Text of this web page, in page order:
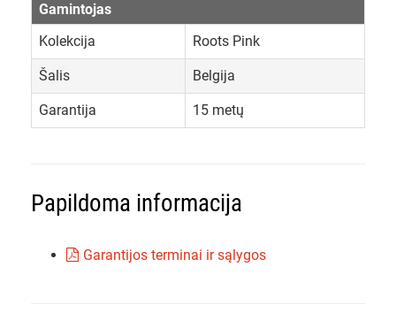
Gamintojas
Kolekcija
Roots Pink
Šalis Belgija
Garantija 15 metų
Papildoma informacija
Garantijos terminai ir sąlygos